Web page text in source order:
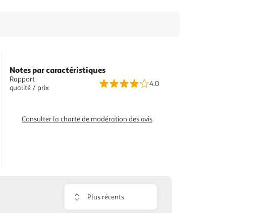
Notes par caractéristiques
Rapport
qualité / prix
4.0
Consulter la charte de modération des avis
Trier